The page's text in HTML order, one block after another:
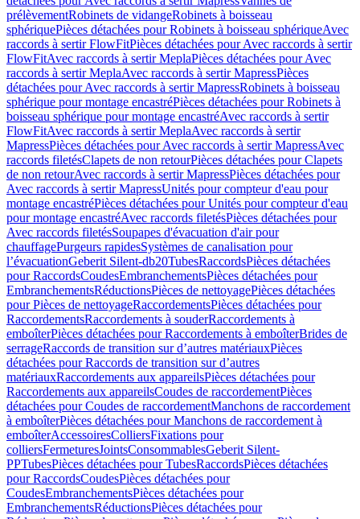
prélèvementRobinets de vidangeRobinets à boisseau
sphériquePièces détachées pour Robinets à boisseau sphériqueAvec
raccords à sertir FlowFitPièces détachées pour Avec raccords à sertir
FlowFitAvec raccords à sertir MeplaPièces détachées pour Avec
raccords à sertir MeplaAvec raccords à sertir MapressPièces
détachées pour Avec raccords à sertir MapressRobinets à boisseau
sphérique pour montage encastréPièces détachées pour Robinets à
boisseau sphérique pour montage encastréAvec raccords à sertir
FlowFitAvec raccords à sertir MeplaAvec raccords à sertir
MapressPièces détachées pour Avec raccords à sertir MapressAvec
raccords filetésClapets de non retourPièces détachées pour Clapets
de non retourAvec raccords à sertir MapressPièces détachées pour
Avec raccords à sertir MapressUnités pour compteur d'eau pour
montage encastréPièces détachées pour Unités pour compteur d'eau
pour montage encastréAvec raccords filetésPièces détachées pour
Avec raccords filetésSoupapes d'évacuation d'air pour
chauffagePurgeurs rapidesSystèmes de canalisation pour
l’évacuationGeberit Silent-db20TubesRaccordsPièces détachées
pour RaccordsCoudesEmbranchementsPièces détachées pour
EmbranchementsRéductionsPièces de nettoyagePièces détachées
pour Pièces de nettoyageRaccordementsPièces détachées pour
RaccordementsRaccordements à souderRaccordements à
emboîterPièces détachées pour Raccordements à emboîterBrides de
serrageRaccords de transition sur d’autres matériauxPièces
détachées pour Raccords de transition sur d’autres
matériauxRaccordements aux appareilsPièces détachées pour
Raccordements aux appareilsCoudes de raccordementPièces
détachées pour Coudes de raccordementManchons de raccordement
à emboîterPièces détachées pour Manchons de raccordement à
emboîterAccessoiresColliersFixations pour
colliersFermeturesJointsConsommablesGeberit Silent-
PPTubesPièces détachées pour TubesRaccordsPièces détachées
pour RaccordsCoudesPièces détachées pour
CoudesEmbranchementsPièces détachées pour
EmbranchementsRéductionsPièces détachées pour